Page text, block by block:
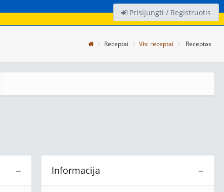
Prisijungti / Registruotis
Receptai Visi receptai Receptas
−
Informacija
−